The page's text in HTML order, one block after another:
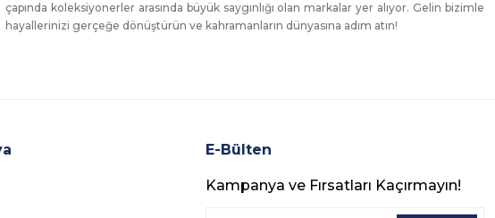
çapında koleksiyonerler arasında büyük saygınlığı olan markalar yer alıyor. Gelin bizimle
hayallerinizi gerçeğe dönüştürün ve kahramanların dünyasına adım atın!
E-Bülten
Kampanya ve Fırsatları Kaçırmayın!